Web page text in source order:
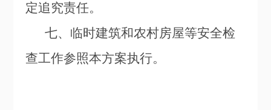
定追究责任。
七、临时建筑和农村房屋等安全检
查工作参照本方案执行。